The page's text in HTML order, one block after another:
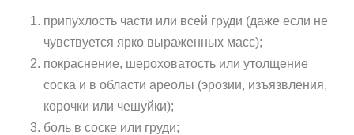
припухлость части или всей груди (даже если не
чувствуется ярко выраженных масс);
покраснение, шероховатость или утолщение
соска и в области ареолы (эрозии, изъязвления,
корочки или чешуйки);
боль в соске или груди;